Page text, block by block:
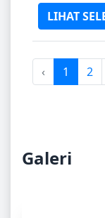
LIHAT
‹ 1 2
Galeri